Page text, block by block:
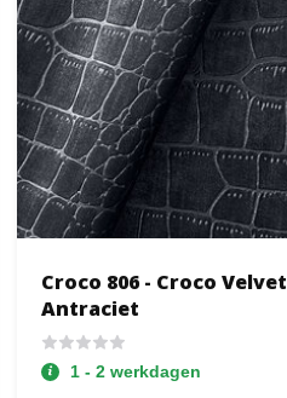
Croco 806 - Croco Velvet
Antraciet
1 - 2 werkdagen